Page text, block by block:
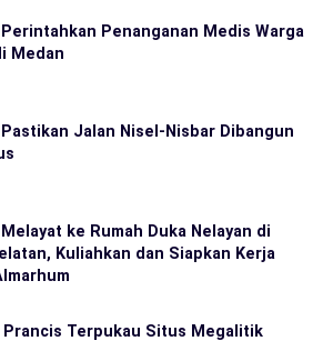
Perintahkan Penanganan Medis Warga
Medan
Pastikan Jalan Nisel-Nisbar Dibangun
Melayat ke Rumah Duka Nelayan di
Kuliahkan dan Siapkan Kerja
Prancis Terpukau Situs Megalitik